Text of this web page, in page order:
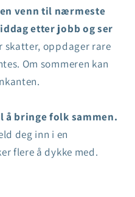
venn til nærmeste
etter jobb og ser
skatter, oppdager rare
Om sommeren kan
å bringe folk sammen.
deg inn i en
flere å dykke med.